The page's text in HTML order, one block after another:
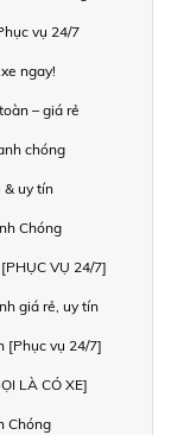
vụ 24/7
ngay!
– giá rẻ
chóng
& uy tín
Chóng
VỤ 24/7]
giá rẻ, uy tín
[Phục vụ 24/7]
LÀ CÓ XE]
Chóng